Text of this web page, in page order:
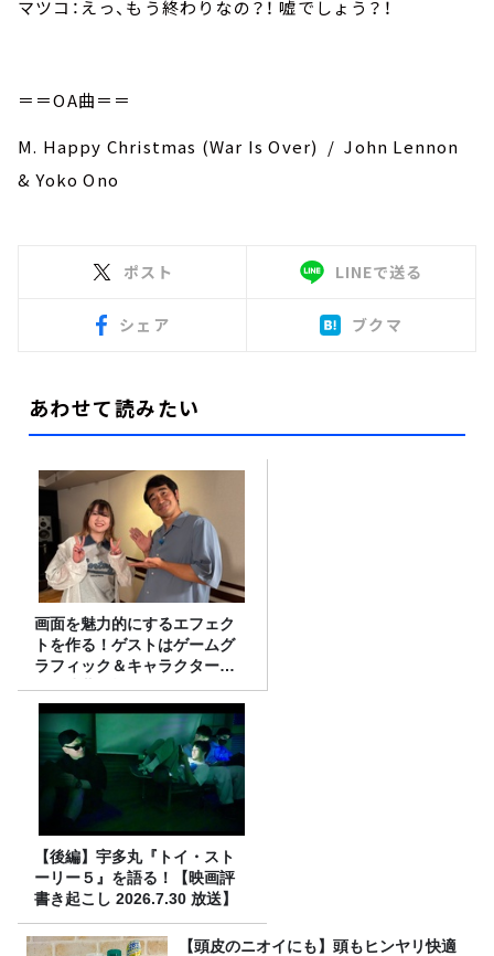
マツコ：えっ、もう終わりなの？！ 嘘でしょう？！
＝＝OA曲＝＝
M. Happy Christmas (War Is Over) / John Lennon
& Yoko Ono
ポスト LINEで送る
シェア ブクマ
あわせて読みたい
画面を魅力的にするエフェク
トを作る！ゲストはゲームグ
ラフィック＆キャラクター専
攻の遠藤里桜さん！
【後編】宇多丸『トイ・スト
ーリー５』を語る！【映画評
書き起こし 2026.7.30 放送】
【頭皮のニオイにも】頭もヒンヤリ快適